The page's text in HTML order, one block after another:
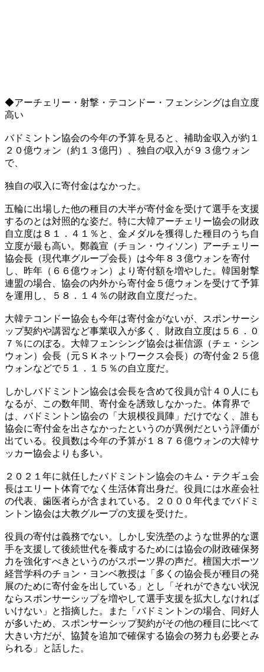
◆アーチェリー・射撃・テコンドー・フェンシングは自立度
高い
バドミントン協会の今年の予算を見ると、補助金収入が約１
２０億ウォン（約１３億円）、独自の収入が９３億ウォン
で、
独自の収入に寄付金はなかった。
五輪に出場した他の種目の大半が寄付金を受けて選手を支援
するのとは対照的な姿だ。特に大韓アーチェリー協会の財政
自立度は８１．４１％と、金メダルを獲得した種目のうち自
立度が最も高い。鄭義宣（チョン・ウィソン）アーチェリー
協会長（現代車グループ会長）は今年８３億ウォンを寄付
し、昨年（６６億ウォン）より寄付額を増やした。韓国射撃
連盟の場合、協会の内外から寄付金５億ウォンを受けて予算
を運用し、５８．１４％の財政自立度だった。
大韓テコンドー協会も今年は寄付金がないが、スポンサーシ
ップ契約や講習など事業収入が多く、財政自立度は５６．０
７％にのぼる。大韓フェンシング協会は崔信源（チェ・シン
ウォン）会長（元ＳＫネットワークス会長）の寄付金２５億
ウォンなどで５１．１５％の自立度だ。
しかしバドミントン協会は会長を含めて役員が計４０人にも
なるが、この数年間、寄付金を誘致しなかった。体育界で
は、バドミントン協会の「大規模役員陣」だけでなく、誰も
協会に寄付金を出さなかったというのが異例だという評価が
出ている。役員数は今年の予算が１８７６億ウォンの大韓サ
ッカー協会よりも多い。
２０２１年に就任したバドミントン協会のキム・テクギュ会
長はエリート体育でなく生活体育出身だ。役員には水産会社
の代表、歯医者らが含まれている。２０００年代までバドミ
ントン協会は大教グループの支援を受けた。
役員の寄付は義務でない。しかし安洗塋のような世界的な選
手を支援して後続世代を養成するためには協会の財政確保努
力を強化すべきというのがスポーツ界の声だ。檀国大ポーツ
経営学科のチョン・ヨンベ教授は「多くの協会長が種目の発
展のために寄付金を出している」とし「それができない状況
ならスポンサーシップを増やして選手支援を拡大しなければ
いけない」と指摘した。また「バドミントンの場合、同好人
が多いため、スポンサーシップ契約がその他の種目に比べて
大きい方だが、協賛を追加で確保する協会の努力も必要とみ
られる」と話した。